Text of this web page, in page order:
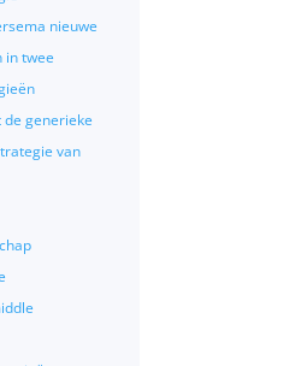
nieuwe
in twee
generieke
van